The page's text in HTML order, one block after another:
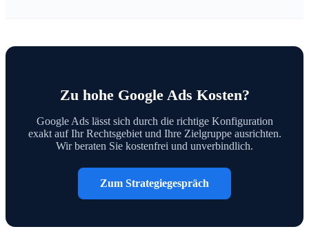
Zu hohe Google Ads Kosten?
Google Ads lässt sich durch die richtige Konfiguration
exakt auf Ihr Rechtsgebiet und Ihre Zielgruppe ausrichten.
Wir beraten Sie kostenfrei und unverbindlich.
Zum Strategiegespräch